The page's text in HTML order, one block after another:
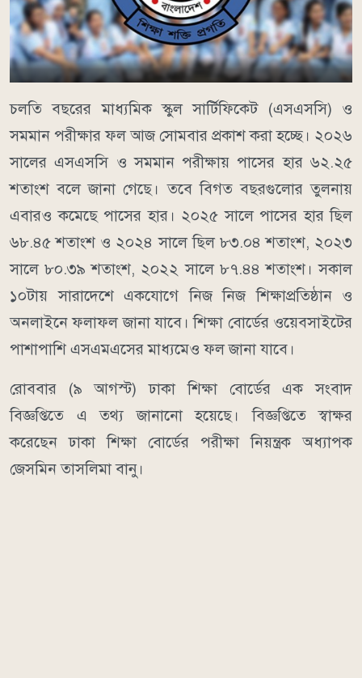
চলতি বছরের মাধ্যমিক স্কুল সার্টিফিকেট (এসএসসি) ও
সমমান পরীক্ষার ফল আজ সোমবার প্রকাশ করা হচ্ছে। ২০২৬
সালের এসএসসি ও সমমান পরীক্ষায় পাসের হার ৬২.২৫
শতাংশ বলে জানা গেছে। তবে বিগত বছরগুলোর তুলনায়
এবারও কমেছে পাসের হার। ২০২৫ সালে পাসের হার ছিল
৬৮.৪৫ শতাংশ ও ২০২৪ সালে ছিল ৮৩.০৪ শতাংশ, ২০২৩
সালে ৮০.৩৯ শতাংশ, ২০২২ সালে ৮৭.৪৪ শতাংশ। সকাল
১০টায় সারাদেশে একযোগে নিজ নিজ শিক্ষাপ্রতিষ্ঠান ও
অনলাইনে ফলাফল জানা যাবে। শিক্ষা বোর্ডের ওয়েবসাইটের
পাশাপাশি এসএমএসের মাধ্যমেও ফল জানা যাবে।
রোববার (৯ আগস্ট) ঢাকা শিক্ষা বোর্ডের এক সংবাদ
বিজ্ঞপ্তিতে এ তথ্য জানানো হয়েছে। বিজ্ঞপ্তিতে স্বাক্ষর
করেছেন ঢাকা শিক্ষা বোর্ডের পরীক্ষা নিয়ন্ত্রক অধ্যাপক
জেসমিন তাসলিমা বানু।